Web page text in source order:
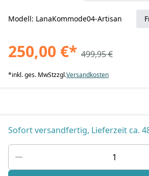
Modell: LanaKommode04-Artisan
250,00 €* 499,95 €
*inkl. ges. MwStzzgl.Versandkosten
Sofort versandfertig, Lieferzeit ca.